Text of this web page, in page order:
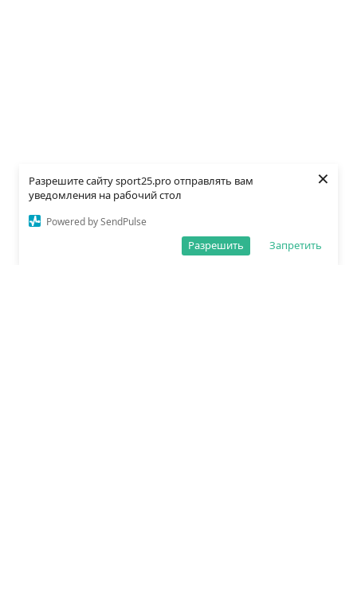
Разрешите сайту sport25.pro отправлять вам
уведомления на рабочий стол
Powered by SendPulse
Запретить
Разрешить
×